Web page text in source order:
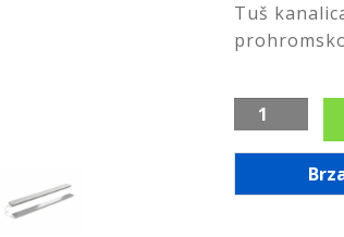
Tuš
Tuš
kanalica
rešetka